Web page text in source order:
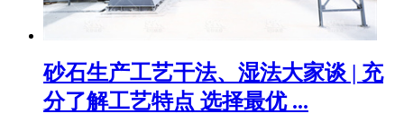
砂石生产工艺干法、湿法大家谈 | 充
分了解工艺特点 选择最优 ...